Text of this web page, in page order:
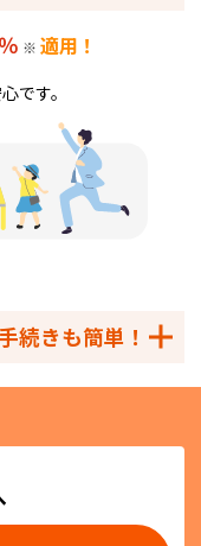
※ 適用！
です。
続きも簡単！